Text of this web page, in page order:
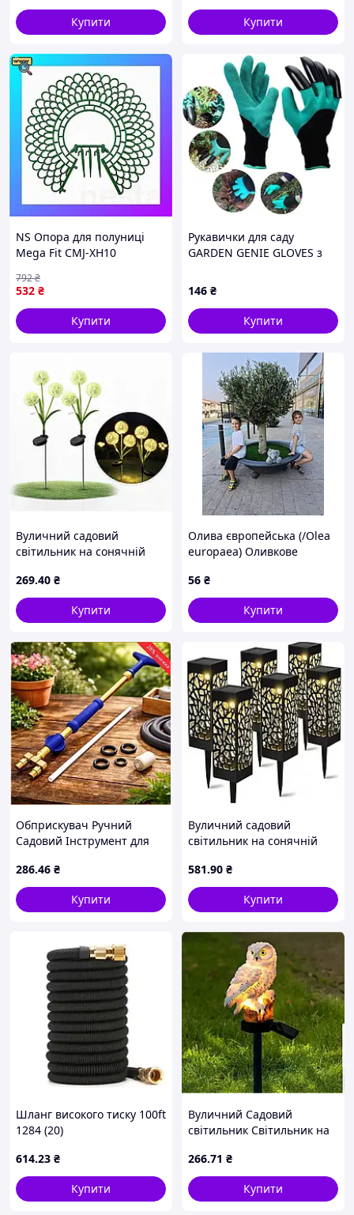
Купити
Купити
NS Опора для полуниці
Mega Fit CMJ-XH10
підставка для рослин
d=23,5 см 10 шт Nes22/Q
532 ₴
792₴
Купити
Рукавички для саду
GARDEN GENIE GLOVES з
та посадки
146 ₴
Купити
Вуличний садовий
світильник на сонячній
круглий 5944 (50)
269.40 ₴
Купити
Олива європейська (/Olea
europaea) Оливкове
56 ₴
Купити
Обприскувач Ручний
Садовий Інструмент для
286.46 ₴
Купити
Вуличний садовий
світильник на сонячній
(144)
581.90 ₴
Купити
Шланг високого тиску 100ft
1284 (20)
614.23 ₴
Купити
Вуличний Садовий
світильник Світильник на
31 (50)
266.71 ₴
Купити